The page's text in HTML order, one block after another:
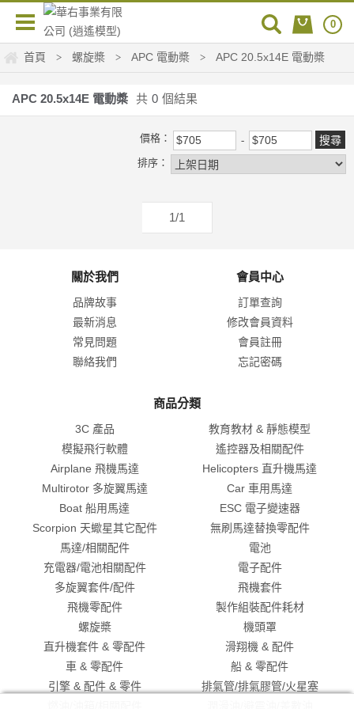
0
首頁 > 螺旋槳 > APC 電動槳 > APC 20.5x14E 電動槳
APC 20.5x14E 電動槳 共 0 個結果
價格：
排序：
1/1
關於我們
品牌故事
最新消息
常見問題
聯絡我們
會員中心
訂單查詢
修改會員資料
會員註冊
忘記密碼
商品分類
3C 產品
教育教材 & 靜態模型
模擬飛行軟體
遙控器及相關配件
Airplane 飛機馬達
Helicopters 直升機馬達
Multirotor 多旋翼馬達
Car 車用馬達
Boat 船用馬達
ESC 電子變速器
Scorpion 天蠍星其它配件
無刷馬達替換零配件
馬達/相關配件
電池
充電器/電池相關配件
電子配件
多旋翼套件/配件
飛機套件
飛機零配件
製作組裝配件耗材
螺旋槳
機頭罩
直升機套件 & 零配件
滑翔機 & 配件
車 & 零配件
船 & 零配件
引擎 & 配件 & 零件
排氣管/排氣膠管/火星塞